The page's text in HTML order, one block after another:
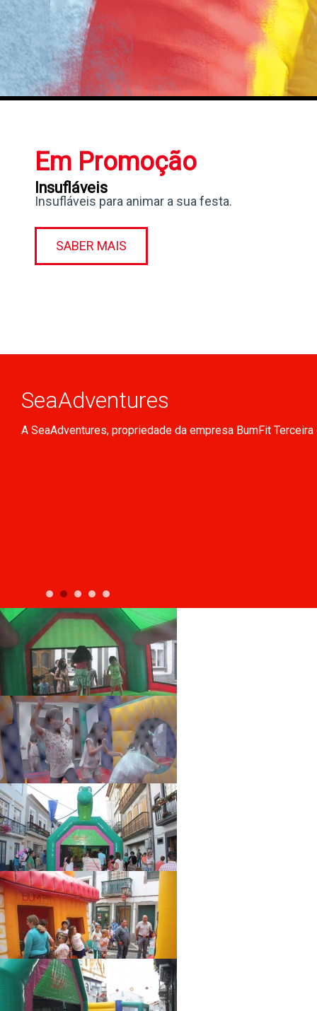
Em Promoção
Insufláveis
Insufláveis para animar a sua festa.
SABER MAIS
SeaAdventures
A SeaAdventures, propriedade da empresa BumFit